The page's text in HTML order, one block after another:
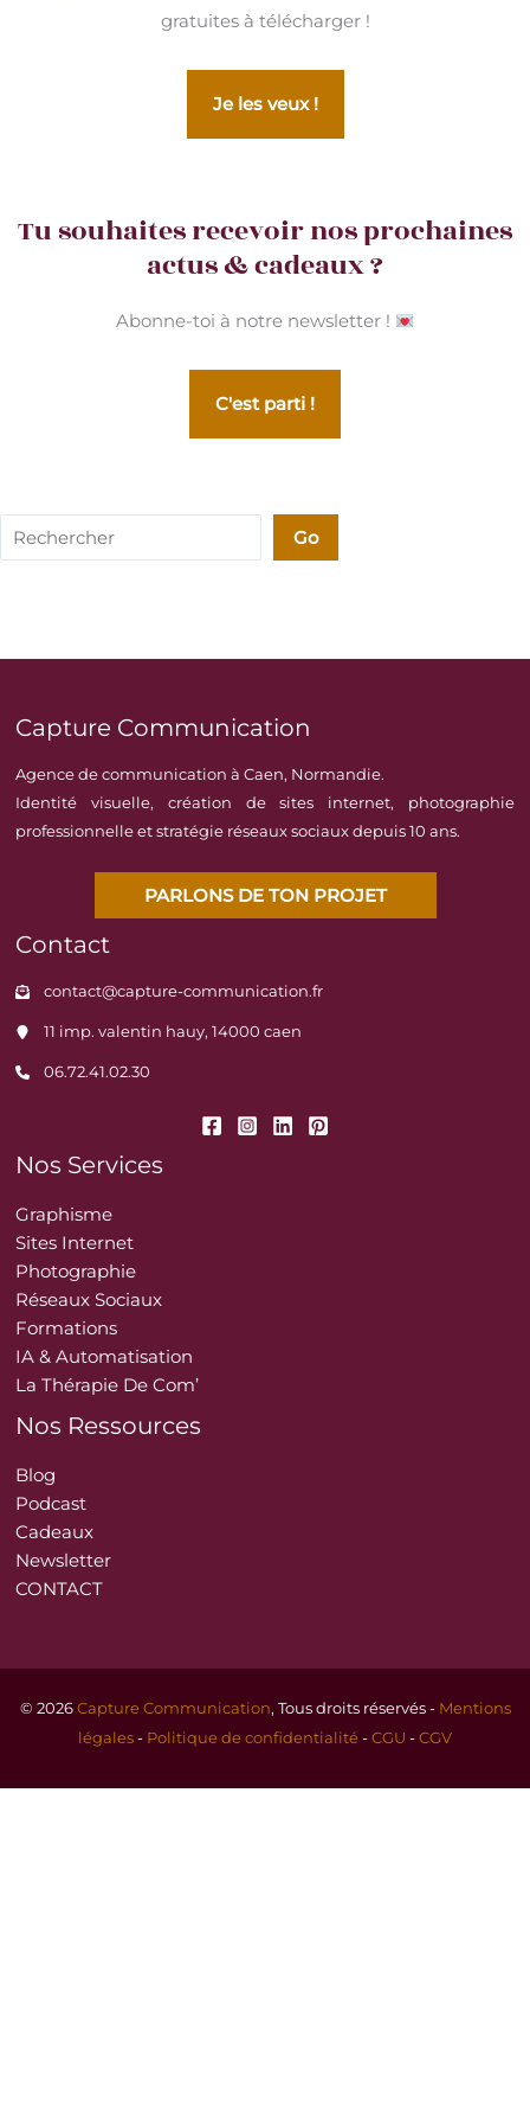
gratuites à télécharger !
Je les veux !
Tu souhaites recevoir nos prochaines
actus & cadeaux ?
Abonne-toi à notre newsletter !
C'est parti !
Rechercher Go
Capture Communication
Agence de communication à Caen, Normandie.
Identité visuelle, création de sites internet, photographie
professionnelle et stratégie réseaux sociaux depuis 10 ans.
PARLONS DE TON PROJET
Contact
contact@capture-communication.fr
11 imp. valentin hauy, 14000 caen
06.72.41.02.30
Nos Services
Graphisme
Sites Internet
Photographie
Réseaux Sociaux
Formations
IA & Automatisation
La Thérapie De Com’
Nos Ressources
Blog
Podcast
Cadeaux
Newsletter
CONTACT
© 2026 Capture Communication, Tous droits réservés - Mentions
légales - Politique de confidentialité - CGU - CGV